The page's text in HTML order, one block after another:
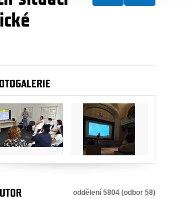
oddělení 5804 (odbor 58)